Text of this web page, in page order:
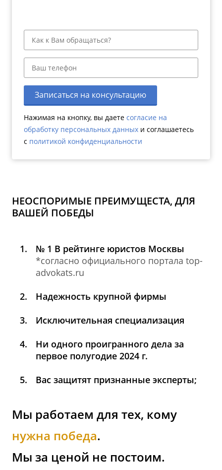
Записаться на консультацию
Нажимая на кнопку, вы даете согласие на
обработку персональных данных и соглашаетесь
c политикой конфиденциальности
НЕОСПОРИМЫЕ ПРЕИМУЩЕСТА, ДЛЯ
ВАШЕЙ ПОБЕДЫ
№ 1 В рейтинге юристов Москвы
*согласно официального портала top-
advokats.ru
Надежность крупной фирмы
Исключительная специализация
Ни одного проигранного дела за
первое полугодие 2024 г.
Вас защитят признанные эксперты;
Мы работаем для тех, кому
нужна победа.
Мы за ценой не постоим.